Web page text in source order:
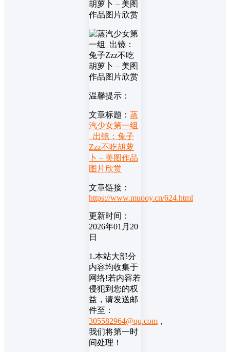
温馨提示：
文章标题： 蒸
汽少女第一组
_出镜：兔子
Zzz不吃胡萝
卜 – 美图作品
图片欣赏
文章链接：
https://www.muooy.cn/624.html
更新时间：
2026年01月20
日
1.本站大部分
内容均收集于
网络!若内容若
侵犯到您的权
益，请发送邮
件至：
305582964@qq.com ，
我们将第一时
间处理！